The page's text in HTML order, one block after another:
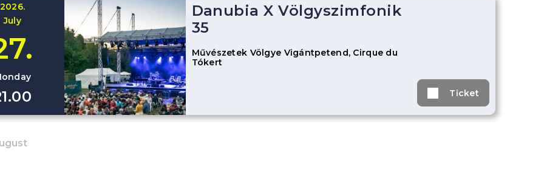
2026.
July
Danubia X Völgyszimfonik
35
Művészetek Völgye Vigántpetend, Cirque du
Tókert
Ticket